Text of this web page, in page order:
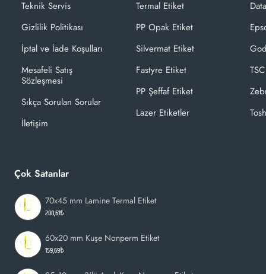
Teknik Servis
Gizlilik Politikası
İptal ve İade Koşulları
Mesafeli Satış
Sözleşmesi
Sıkça Sorulan Sorular
İletişim
Termal Etiket
PP Opak Etiket
Silvermat Etiket
Fastyre Etiket
PP Şeffaf Etiket
Lazer Etiketler
Çok Satanlar
70x45 mm Lamine Termal Etiket
200,61₺
60x20 mm Kuşe Nonperm Etiket
159,69₺